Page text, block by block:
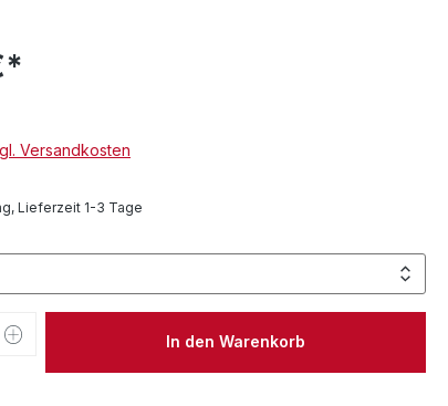
Versandkosten
Lieferzeit 1-3 Tage
Gib den gewünschten Wert
In den Warenkorb